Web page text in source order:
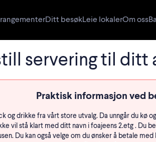
Ditt besøkLeie lokalerOm oss
servering til ditt
Praktisk informasjon ved
og drikke fra vårt store utvalg. Da unngår du kø
vil stå klart med ditt navn i foajeens 2.etg . Du
Du kan også velge om du ønsker å betale